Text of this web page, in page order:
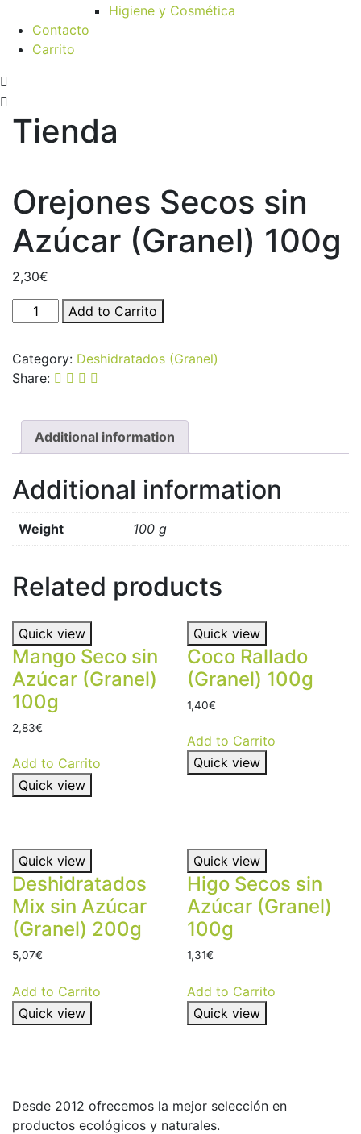
Higiene y Cosmética
Contacto
Carrito
Tienda
Orejones Secos sin
Azúcar (Granel) 100g
2,30€
Orejones
Secos
Azúcar
(Granel)
quantity
Add to Carrito
Category: Deshidratados (Granel)
Share:
Additional information
Additional information
Weight 100 g
Related products
Quick view
Mango Seco sin
Azúcar (Granel)
100g
2,83€
Add to Carrito
Quick view
Quick view
Coco Rallado
(Granel) 100g
1,40€
Add to Carrito
Quick view
Quick view
Deshidratados
Mix sin Azúcar
(Granel) 200g
5,07€
Add to Carrito
Quick view
Quick view
Higo Secos sin
Azúcar (Granel)
100g
1,31€
Add to Carrito
Quick view
Desde 2012 ofrecemos la mejor selección en
productos ecológicos y naturales.